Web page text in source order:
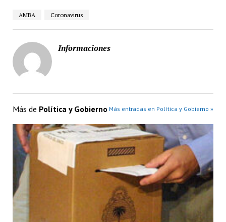
AMBA Coronavirus
Informaciones
Más de Política y Gobierno Más entradas en Política y Gobierno »